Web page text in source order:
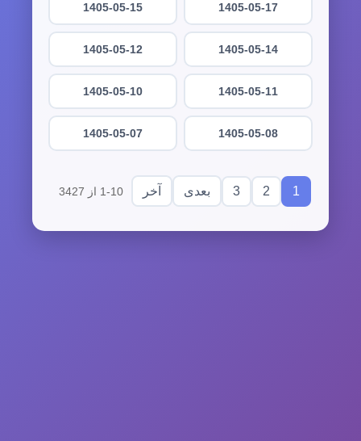
1405-05-17
1405-05-15
1405-05-14
1405-05-12
1405-05-11
1405-05-10
1405-05-08
1405-05-07
1
2
3 بعدی آخر 1-10 از 3427